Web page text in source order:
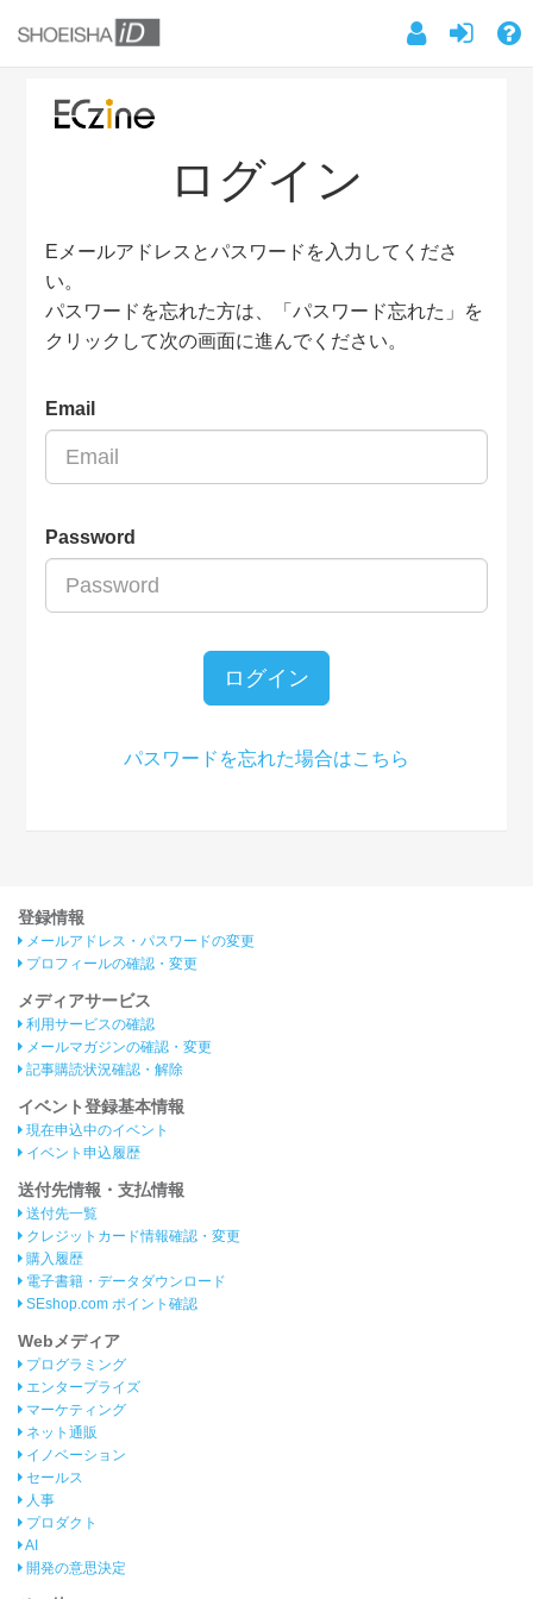
ログイン
Eメールアドレスとパスワードを入力してくださ
い。
パスワードを忘れた方は、「パスワード忘れた」を
クリックして次の画面に進んでください。
Email
Password
ログイン
パスワードを忘れた場合はこちら
登録情報
メールアドレス・パスワードの変更
プロフィールの確認・変更
メディアサービス
利用サービスの確認
メールマガジンの確認・変更
記事購読状況確認・解除
イベント登録基本情報
現在申込中のイベント
イベント申込履歴
送付先情報・支払情報
送付先一覧
クレジットカード情報確認・変更
購入履歴
電子書籍・データダウンロード
SEshop.com ポイント確認
Webメディア
プログラミング
エンタープライズ
マーケティング
ネット通販
イノベーション
セールス
人事
プロダクト
AI
開発の意思決定